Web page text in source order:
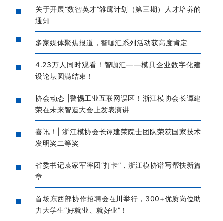
关于开展“数智英才”雏鹰计划（第三期）人才培养的
通知
多家媒体聚焦报道，智咖汇系列活动获高度肯定
4.23万人同时观看！智咖汇——模具企业数字化建
设论坛圆满结束！
协会动态 |警惕工业互联网误区！浙江模协会长谭建
荣在未来智造大会上发表演讲
喜讯！| 浙江模协会长谭建荣院士团队荣获国家技术
发明奖二等奖
省委书记袁家军率团“打卡”，浙江模协谱写帮扶新篇
章
首场东西部协作招聘会在川举行，300+优质岗位助
力大学生“好就业、就好业”！